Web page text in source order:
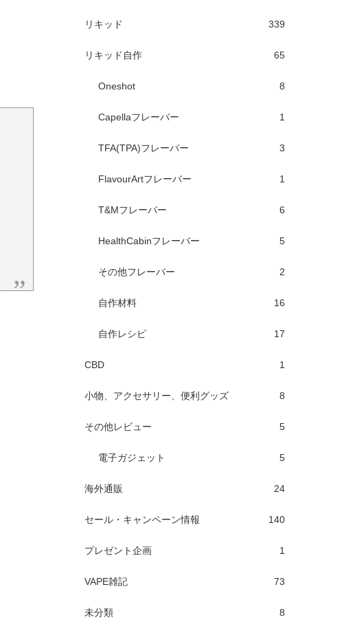
リキッド 339
リキッド自作 65
Oneshot 8
Capellaフレーバー 1
TFA(TPA)フレーバー 3
FlavourArtフレーバー 1
T&Mフレーバー 6
HealthCabinフレーバー 5
その他フレーバー 2
自作材料 16
自作レシピ 17
CBD 1
小物、アクセサリー、便利グッズ 8
その他レビュー 5
電子ガジェット 5
海外通販 24
セール・キャンペーン情報 140
プレゼント企画 1
VAPE雑記 73
未分類 8